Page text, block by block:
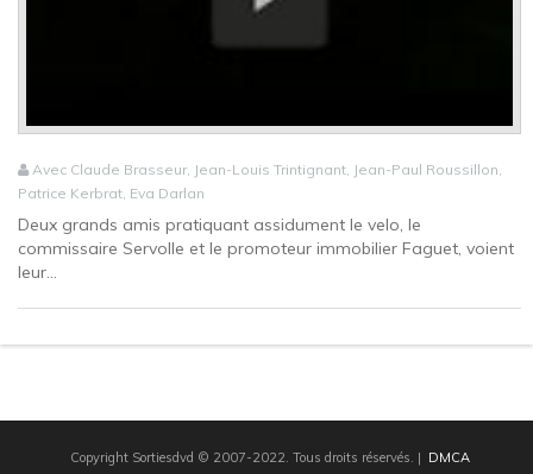
Avec Claude Brasseur, Jean-Louis Trintignant, Jean-Paul Roussillon,
Patrice Kerbrat, Eva Darlan
Deux grands amis pratiquant assidument le velo, le
commissaire Servolle et le promoteur immobilier Faguet, voient
leur...
Copyright Sortiesdvd © 2007-2022. Tous droits réservés. | DMCA